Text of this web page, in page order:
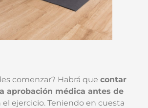
comenzar? Habrá que contar
aprobación médica antes de
el ejercicio. Teniendo en cuesta